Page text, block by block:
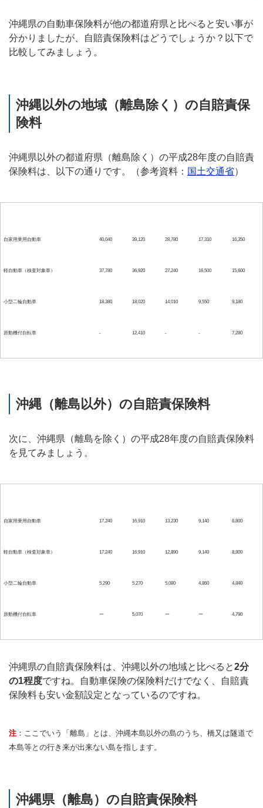
沖縄県の自動車保険料が他の都道府県と比べると安い事が
分かりましたが、自賠責保険料はどうでしょうか？以下で
比較してみましょう。
沖縄以外の地域（離島除く）の自賠責保
険料
沖縄県以外の都道府県（離島除く）の平成28年度の自賠責
保険料は、以下の通りです。（参考資料： 国土交通省）
自家用乗用自動車 40,040 39,120 28,780 17,310 16,350
軽自動車（検査対象車） 37,780 36,920 27,240 16,500 15,600
小型二輪自動車 18,380 18,020 14,010 9,550 9,180
原動機付自転車 - 12,410 - - 7,280
沖縄（離島以外）の自賠責保険料
次に、沖縄県（離島を除く）の平成28年度の自賠責保険料
を見てみましょう。
自家用乗用自動車 17,240 16,910 13,230 9,140 8,800
軽自動車（検査対象車） 17,240 16,910 12,890 9,140 8,800
小型二輪自動車 5,290 5,270 5,080 4,860 4,840
原動機付自転車 ー 5,070 ー ー 4,790
沖縄県の自賠責保険料は、沖縄以外の地域と比べると2分
の1程度ですね。自動車保険の保険料だけでなく、自賠責
保険料も安い金額設定となっているのですね。
注 ：ここでいう「離島」とは、沖縄本島以外の島のうち、橋又は隧道で
本島等との行き来が出来ない島を指します。
沖縄県（離島）の自賠責保険料